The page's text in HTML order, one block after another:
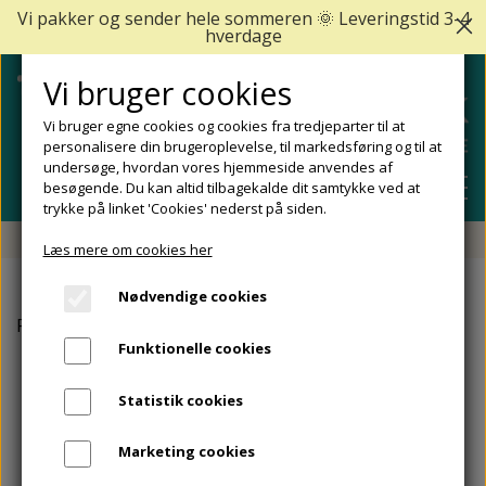
SHOP
FODCREMER
NEGLESVAMP
REDSKABER TIL FODPLEJE OG NEGLEPLEJE
FODFILE OG FODHØVLE
SÅLER, FODINDLÆG OG AFLASTNINGER
FODPROBLEMER
APOFYSITIS CALCANEI/SEVERS SYNDROM
REJSESTØRRELSER
MÆRKER
Fri fragt fra 499 DKK - Levering 1-2 hverdage
Forside
Vi bruger cookies
Vi bruger egne cookies og cookies fra tredjeparter til at
personalisere din brugeroplevelse, til markedsføring og til at
undersøge, hvordan vores hjemmeside anvendes af
besøgende. Du kan altid tilbagekalde dit samtykke ved at
trykke på linket 'Cookies' nederst på siden.
Læs mere om cookies her
Nødvendige cookies
Funktionelle cookies
Statistik cookies
Marketing cookies
Vi pakker og sender hele sommeren 🌞 Leveringstid 3-4
hverdage